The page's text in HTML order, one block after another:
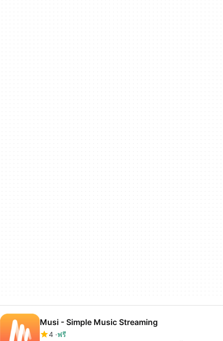
Musi - Simple Music Streaming
4 ฟรี